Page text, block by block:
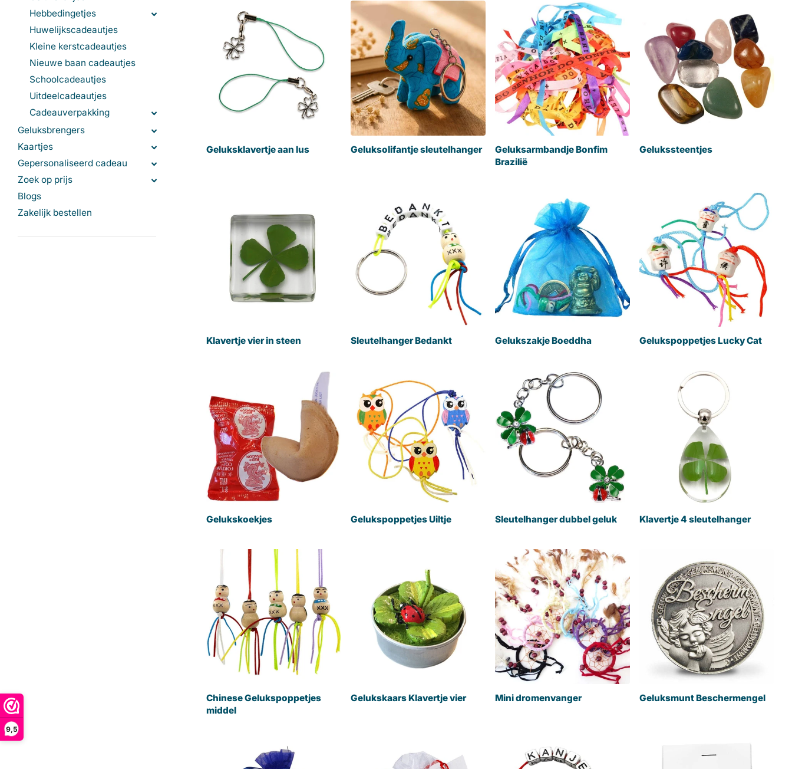
9,5
Geluksklavertje aan lus Geluksolifantje sleutelhanger
Geluksarmbandje Bonfim
Brazilië
Gelukssteentjes
Klavertje vier in steen Sleutelhanger Bedankt Gelukszakje Boeddha Gelukspoppetjes Lucky Cat
Gelukskoekjes Gelukspoppetjes Uiltje Sleutelhanger dubbel geluk Klavertje 4 sleutelhanger
Chinese Gelukspoppetjes
middel
Gelukskaars Klavertje vier Mini dromenvanger Geluksmunt Beschermengel
Hebbedingetjes
Huwelijkscadeautjes
Kleine kerstcadeautjes
Nieuwe baan cadeautjes
Schoolcadeautjes
Uitdeelcadeautjes
Cadeauverpakking
Geluksbrengers
Kaartjes
Gepersonaliseerd cadeau
Zoek op prijs
Blogs
Zakelijk bestellen